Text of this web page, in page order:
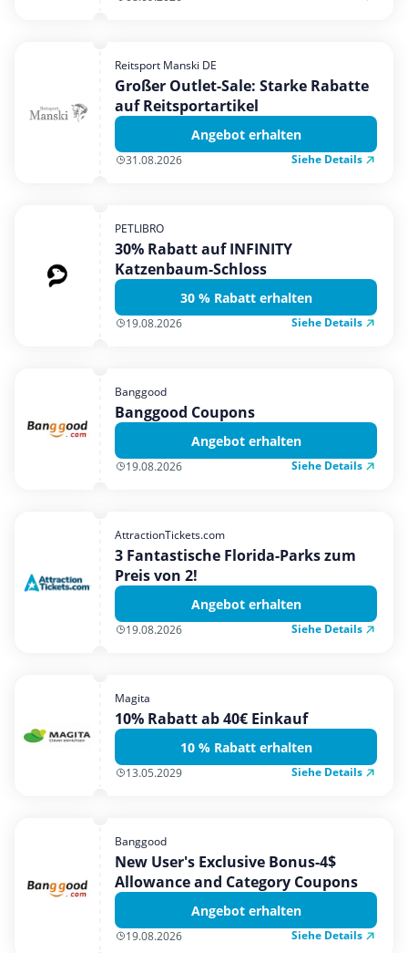
Urlaub & Reise
Reitsport Manski DE
Großer Outlet-Sale: Starke Rabatte
auf Reitsportartikel
Angebot erhalten
31.08.2026 Siehe Details
PETLIBRO
30% Rabatt auf INFINITY
Katzenbaum-Schloss
30 % Rabatt erhalten
19.08.2026 Siehe Details
Banggood
Banggood Coupons
Angebot erhalten
19.08.2026 Siehe Details
AttractionTickets.com
3 Fantastische Florida-Parks zum
Preis von 2!
Angebot erhalten
19.08.2026 Siehe Details
Magita
10% Rabatt ab 40€ Einkauf
10 % Rabatt erhalten
13.05.2029 Siehe Details
Banggood
New User's Exclusive Bonus-4$
Allowance and Category Coupons
Angebot erhalten
19.08.2026 Siehe Details